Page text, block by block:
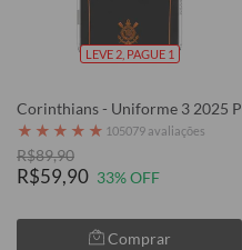
LEVE 2, PAGUE 1
Corinthians - Uniforme 3 2025 P
★ ★ ★ ★ ★ 105079 avaliações
R$89,90
R$59,90 33% OFF
Comprar